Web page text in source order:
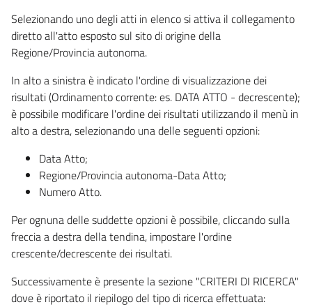
Selezionando uno degli atti in elenco si attiva il collegamento
diretto all'atto esposto sul sito di origine della
Regione/Provincia autonoma.
In alto a sinistra è indicato l'ordine di visualizzazione dei
risultati (Ordinamento corrente: es. DATA ATTO - decrescente);
è possibile modificare l'ordine dei risultati utilizzando il menù in
alto a destra, selezionando una delle seguenti opzioni:
Data Atto;
Regione/Provincia autonoma-Data Atto;
Numero Atto.
Per ognuna delle suddette opzioni è possibile, cliccando sulla
freccia a destra della tendina, impostare l'ordine
crescente/decrescente dei risultati.
Successivamente è presente la sezione "CRITERI DI RICERCA"
dove è riportato il riepilogo del tipo di ricerca effettuata: